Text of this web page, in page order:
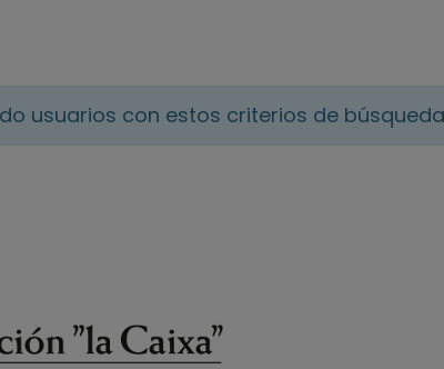
usuarios con estos criterios de búsqueda